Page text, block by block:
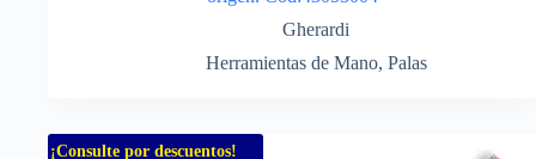
Gherardi
Herramientas de Mano, Palas
¡Consulte por descuentos!